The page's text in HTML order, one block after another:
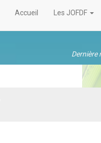
Dernière
Accueil Les JOFDF